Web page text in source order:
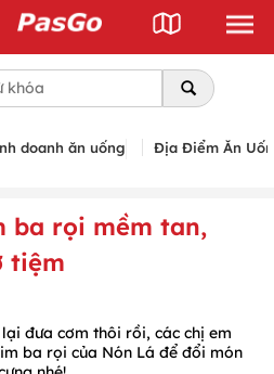
doanh ăn uống Địa Điểm Ăn
ba rọi mềm tan,
tiệm
đưa cơm thôi rồi, các chị em
ba rọi của Nón Lá để đổi món